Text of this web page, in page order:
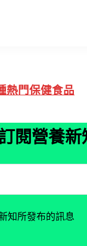
熱門保健食品
閱營養新
知所發布的訊息